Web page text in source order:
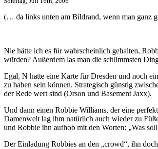
(… da links unten am Bildrand, wenn man ganz
Nie hätte ich es für wahrscheinlich gehalten,
würden? Außerdem las man die schlimmsten
Egal, N hatte eine Karte für Dresden und noch
zu haben sein können. Strategisch günstig
der Rede wert sind (Orson und Basement Jaxx).
Und dann einen Robbie Williams, der eine
Damenwelt lag ihm natürlich auch wieder zu
und Robbie ihn aufhob mit den Worten: „Was
Der Einladung Robbies an den „crowd“, ihn